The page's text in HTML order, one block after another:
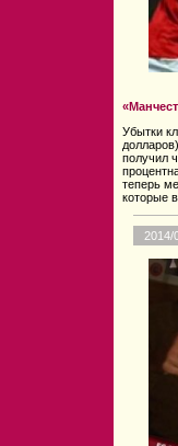
Убытки
получил
теперь
которые
2014/